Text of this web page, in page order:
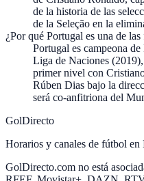
de la historia de las
de la Seleção en la
¿Por qué Portugal es una de
Portugal es campeona
Liga de Naciones
primer nivel con
Rúben Dias bajo la
será co-anfitriona del
GolDirecto
Horarios y canales de fútbol
GolDirecto.com no está